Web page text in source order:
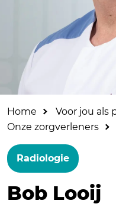
Home Voor jou als
Onze zorgverleners
Radiologie
Bob Looij